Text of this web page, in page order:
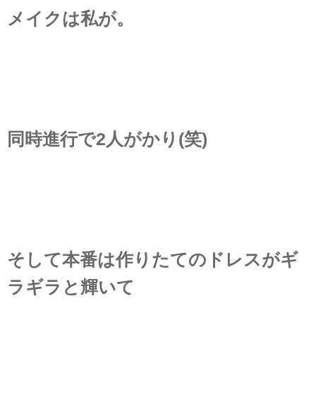
メイクは私が。
同時進行で2人がかり(笑)
そして本番は作りたてのドレスがギ
ラギラと輝いて